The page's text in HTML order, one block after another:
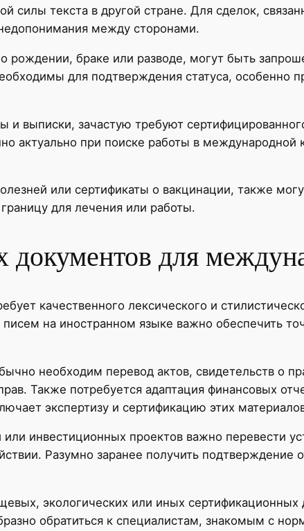
силы текста в другой стране. Для сделок,
между сторонами.
рождении, браке или разводе, могут быть
для подтверждения статуса, особенно
и выписки, зачастую требуют
актуально при поиске работы в
или сертификаты о вакцинации, также
для лечения или работы.
документов для
качественного лексического и
на иностранном языке важно обеспечить
необходим перевод актов, свидетельств о
Также потребуется адаптация финансовых
экспертизу и сертификацию этих
инвестиционных проектов важно перевести
Разумно заранее получить подтверждение
экологических или иных сертификационных
обратиться к специалистам, знакомым с